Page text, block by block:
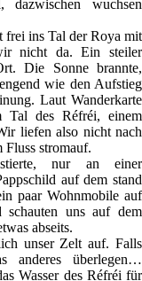
dazwischen wuchsen
frei ins Tal der Roya mit
nicht da. Ein steiler
Die Sonne brannte,
wie den Aufstieg
Laut Wanderkarte
Tal des Réfréi, einem
liefen also nicht nach
Fluss stromauf.
nur an einer
auf dem stand
paar Wohnmobile auf
uns auf dem
abseits.
unser Zelt auf. Falls
anderes überlegen…
Wasser des Réfréi für